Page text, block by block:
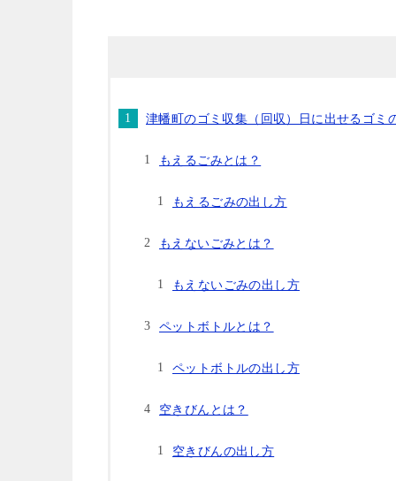
津幡町のゴミ収集（回収）日に出せるゴミ
もえるごみとは？
もえるごみの出し方
もえないごみとは？
もえないごみの出し方
ペットボトルとは？
ペットボトルの出し方
空きびんとは？
空きびんの出し方